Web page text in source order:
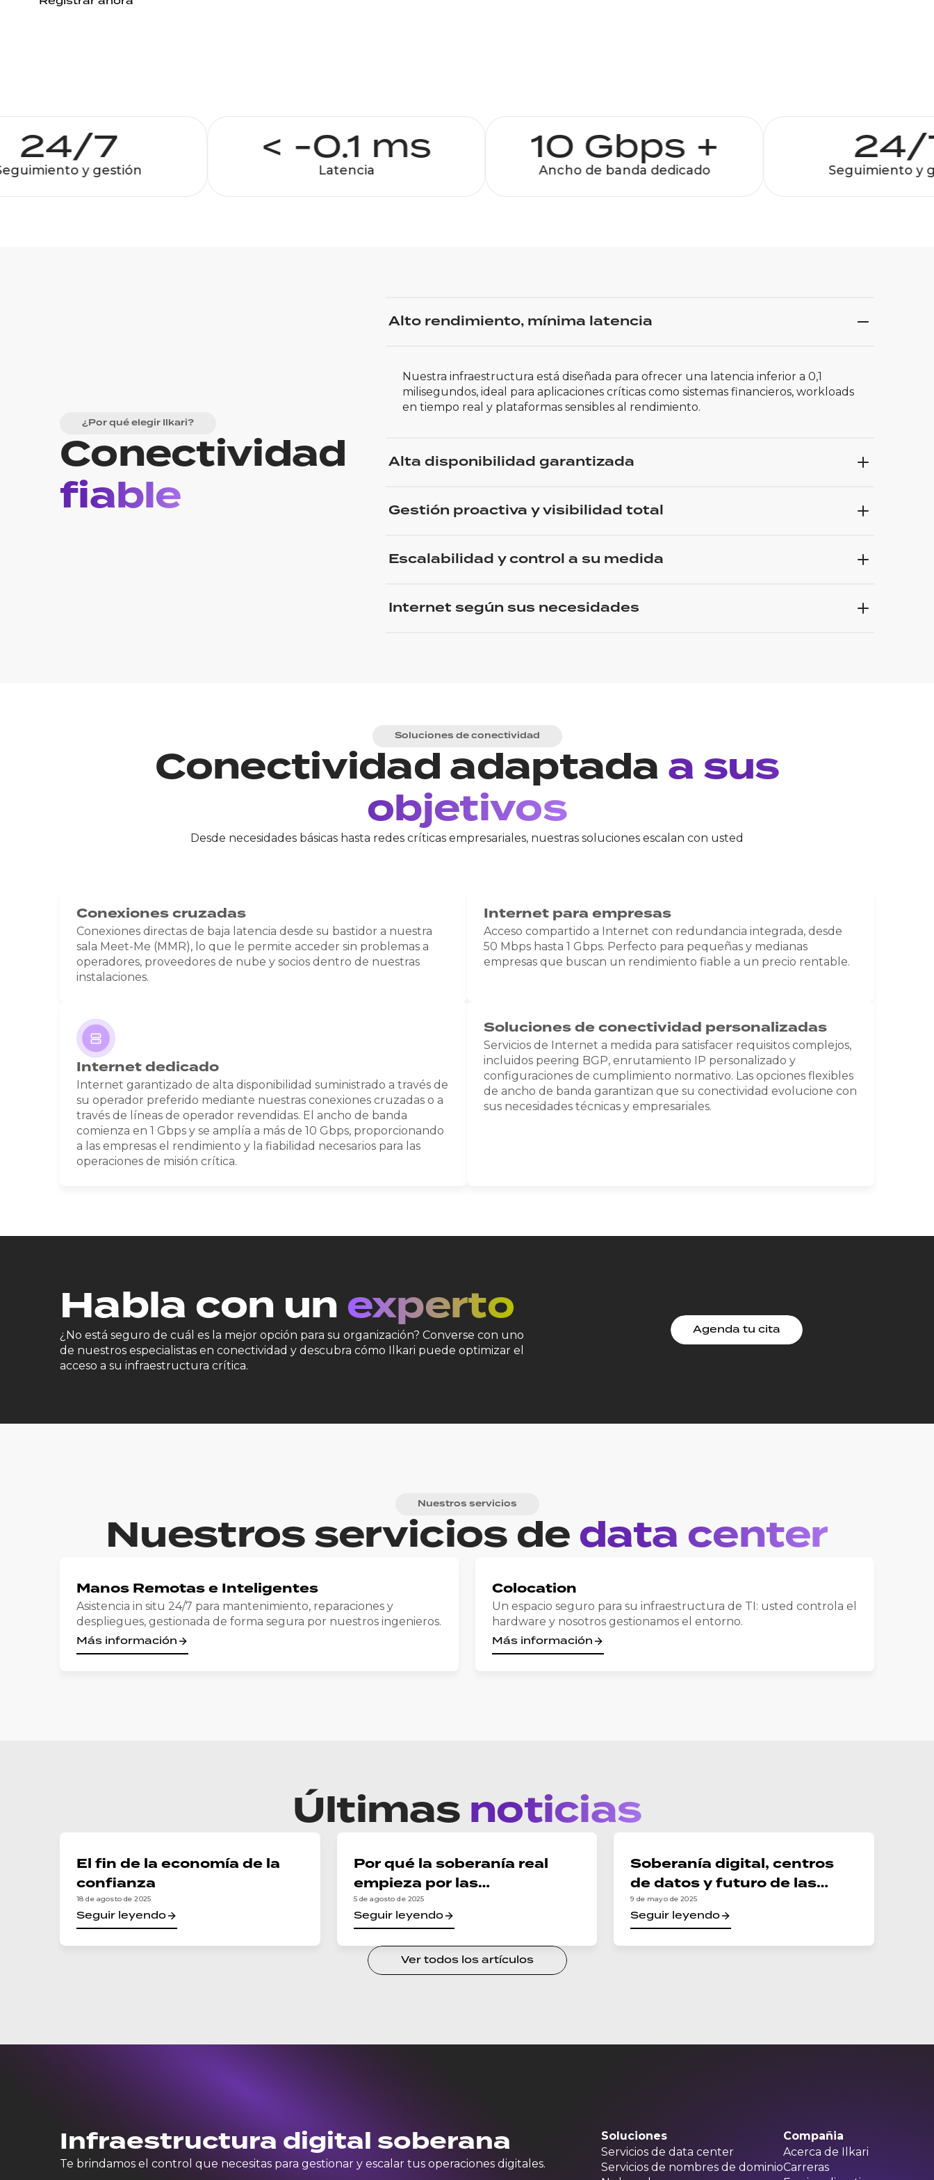
24/7
y gestión < -0.1 ms
Latencia 10 Gbps +
Ancho de banda dedicado 24/
Seguimiento y
¿Por qué elegir Ilkari?
Conectividad
fiable
Alto rendimiento, mínima latencia
Nuestra infraestructura está diseñada para ofrecer una latencia inferior a 0,1
milisegundos, ideal para aplicaciones críticas como sistemas financieros, workloads
en tiempo real y plataformas sensibles al rendimiento.
Alta disponibilidad garantizada
Gestión proactiva y visibilidad total
Escalabilidad y control a su medida
Internet según sus necesidades
Soluciones de conectividad
Conectividad adaptadaa sus
objetivos
Desde necesidades básicas hasta redes críticas empresariales, nuestras soluciones escalan con usted
Conexiones cruzadas
Conexiones directas de baja latencia desde su bastidor a nuestra
sala Meet-Me (MMR), lo que le permite acceder sin problemas a
operadores, proveedores de nube y socios dentro de nuestras
instalaciones.
Internet para empresas
Acceso compartido a Internet con redundancia integrada, desde
50 Mbps hasta 1 Gbps. Perfecto para pequeñas y medianas
empresas que buscan un rendimiento fiable a un precio rentable.
Internet dedicado
Internet garantizado de alta disponibilidad suministrado a través de
su operador preferido mediante nuestras conexiones cruzadas o a
través de líneas de operador revendidas. El ancho de banda
comienza en 1 Gbps y se amplía a más de 10 Gbps, proporcionando
a las empresas el rendimiento y la fiabilidad necesarios para las
operaciones de misión crítica.
Soluciones de conectividad personalizadas
Servicios de Internet a medida para satisfacer requisitos complejos,
incluidos peering BGP, enrutamiento IP personalizado y
configuraciones de cumplimiento normativo. Las opciones flexibles
de ancho de banda garantizan que su conectividad evolucione con
sus necesidades técnicas y empresariales.
Habla con unexperto
¿No está seguro de cuál es la mejor opción para su organización? Converse con uno
de nuestros especialistas en conectividad y descubra cómo Ilkari puede optimizar el
acceso a su infraestructura crítica.
Agenda tu cita
Nuestros servicios
Nuestros servicios dedata center
Manos Remotas e Inteligentes
Asistencia in situ 24/7 para mantenimiento, reparaciones y
despliegues, gestionada de forma segura por nuestros ingenieros.
Más información
Colocation
Un espacio seguro para su infraestructura de TI: usted controla el
hardware y nosotros gestionamos el entorno.
Más información
Últimas noticias
El fin de la economía de la
confianza
18 de agosto de 2025
Seguir leyendo
Por qué la soberanía real
empieza por las
infraestructura de TI
5 de agosto de 2025
Seguir leyendo
Soberanía digital, centros
de datos y futuro de las
infraestructuras
9 de mayo de 2025
Seguir leyendo
Ver todos los artículos
Infraestructura digital soberana
Te brindamos el control que necesitas para gestionar y escalar tus operaciones digitales.
Soluciones
Servicios de data center
Servicios de nombres de dominio
Compañia
Acerca de Ilkari
Carreras